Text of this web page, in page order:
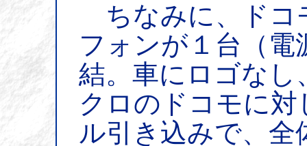
ちなみに、ドコ
フォンが１台（電
結。車にロゴな
クロのドコモに
ル引き込みで、